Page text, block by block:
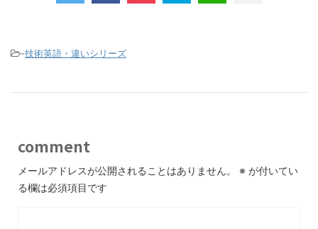
-技術英語・違いシリーズ
comment
メールアドレスが公開されることはありません。 ※ が付いてい
る欄は必須項目です